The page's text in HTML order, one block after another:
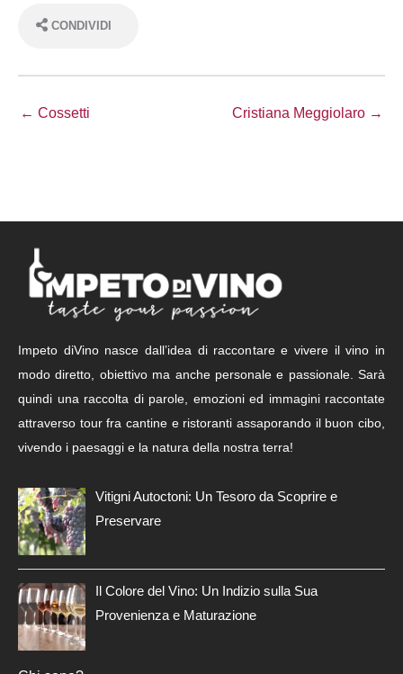
CONDIVIDI
← Cossetti Cristiana Meggiolaro →
Impeto diVino nasce dall’idea di raccontare e vivere il vino in
modo diretto, obiettivo ma anche personale e passionale. Sarà
quindi una raccolta di parole, emozioni ed immagini raccontate
attraverso tour fra cantine e ristoranti assaporando il buon cibo,
vivendo i paesaggi e la natura della nostra terra!
Vitigni Autoctoni: Un Tesoro da Scoprire e
Preservare
Il Colore del Vino: Un Indizio sulla Sua
Provenienza e Maturazione